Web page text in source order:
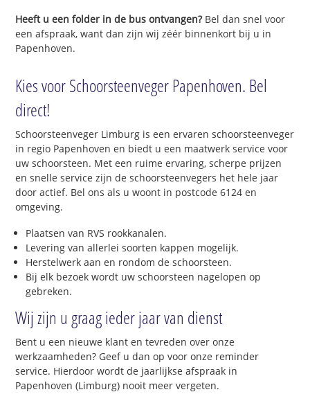
Heeft u een folder in de bus ontvangen?Bel dan snel voor
een afspraak, want dan zijn wij zéér binnenkort bij u in
Papenhoven.
Kies voor Schoorsteenveger Papenhoven. Bel
direct!
Schoorsteenveger Limburg is een ervaren schoorsteenveger
in regio Papenhoven en biedt u een maatwerk service voor
uw schoorsteen. Met een ruime ervaring, scherpe prijzen
en snelle service zijn de schoorsteenvegers het hele jaar
door actief. Bel ons als u woont in postcode 6124 en
omgeving.
Plaatsen van RVS rookkanalen.
Levering van allerlei soorten kappen mogelijk.
Herstelwerk aan en rondom de schoorsteen.
Bij elk bezoek wordt uw schoorsteen nagelopen op
gebreken.
Wij zijn u graag ieder jaar van dienst
Bent u een nieuwe klant en tevreden over onze
werkzaamheden? Geef u dan op voor onze reminder
service. Hierdoor wordt de jaarlijkse afspraak in
Papenhoven (Limburg) nooit meer vergeten.